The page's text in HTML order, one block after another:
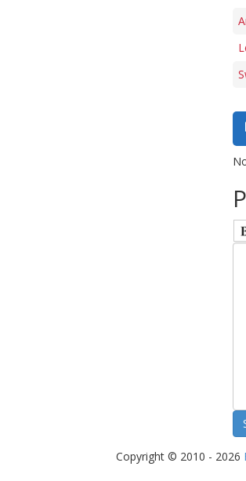
Copyright © 2010 - 2026